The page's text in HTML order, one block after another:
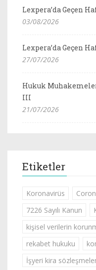
Lexpera’da Geçen
03/08/2026
Lexpera’da Geçen
27/07/2026
Hukuk
III
21/07/2026
Etiketler
Koronavirüs
7226 Sayılı Kanun
kişisel verilerin
rekabet hukuku
İşyeri kira